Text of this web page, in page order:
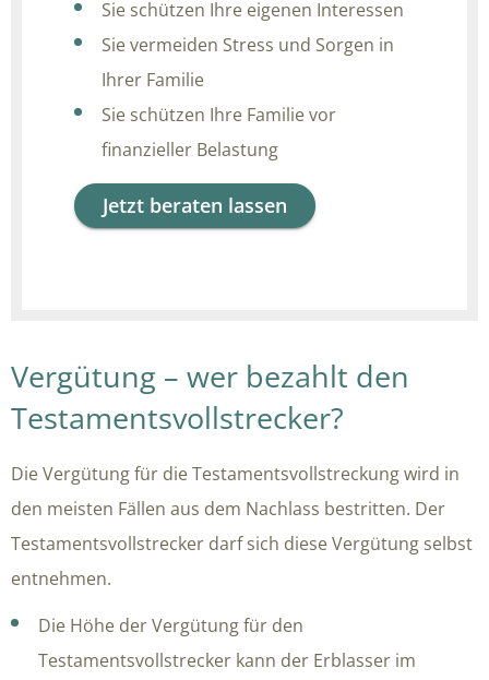
Sie schützen Ihre eigenen Interessen
Sie vermeiden Stress und Sorgen in
Ihrer Familie
Sie schützen Ihre Familie vor
finanzieller Belastung
Jetzt beraten lassen
Vergütung – wer bezahlt den
Testamentsvollstrecker?
Die Vergütung für die Testamentsvollstreckung wird in
den meisten Fällen aus dem Nachlass bestritten. Der
Testamentsvollstrecker darf sich diese Vergütung selbst
entnehmen.
Die Höhe der Vergütung für den
Testamentsvollstrecker kann der Erblasser im